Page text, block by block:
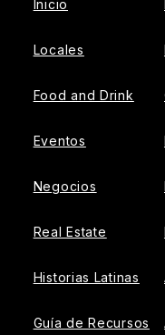
Inicio
Locales
Food and Drink
Eventos
Negocios
Real Estate
Historias Latinas
Guía de Recursos